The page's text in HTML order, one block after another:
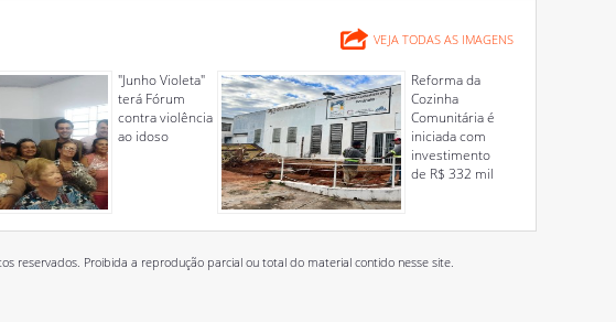
VEJA TODAS AS IMAGENS
"Junho Violeta"
terá Fórum
contra violência
ao idoso
Reforma da
Cozinha
Comunitária é
iniciada com
investimento
de R$ 332 mil
reservados. Proibida a reprodução parcial ou total do material contido nesse site.